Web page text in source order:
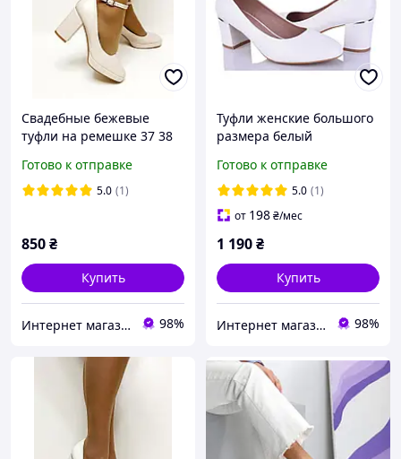
Свадебные бежевые
туфли на ремешке 37 38
Готово к отправке
5.0 (1)
850₴
Купить
Интернет магазин "Ножки в одежке" 98%
Туфли женские большого
размера белый
размер 40 41
Готово к отправке
5.0 (1)
от 198₴/мес
1 190₴
Купить
Интернет магазин "Ножки в одежке" 98%